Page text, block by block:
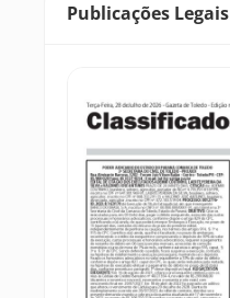
Publicações Legais